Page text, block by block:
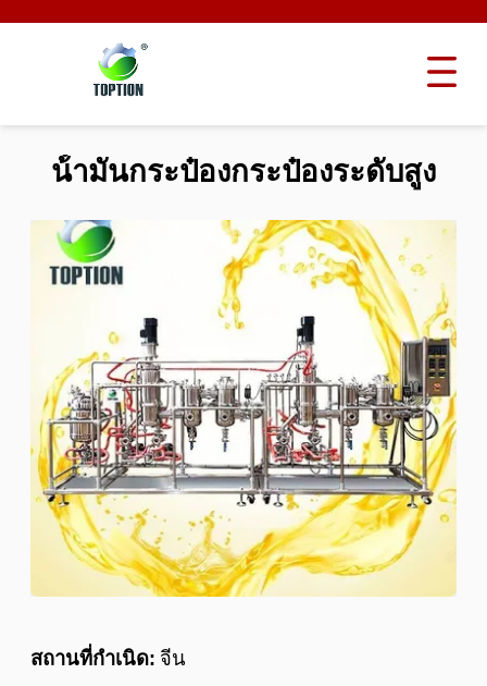
สถานที่กำเนิด: จีน
น้ํามันกระป๋องกระป๋องระดับสูง